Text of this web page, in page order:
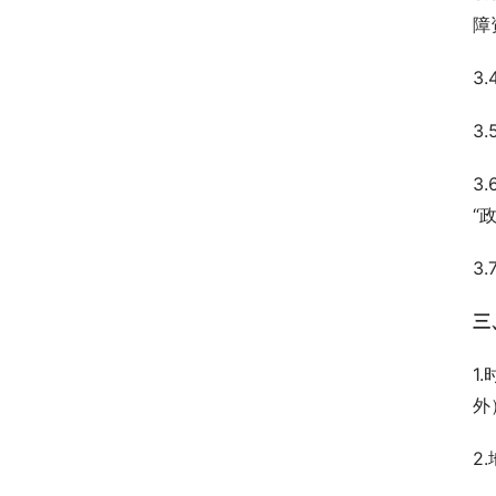
障
“
三
1.
外）
2.